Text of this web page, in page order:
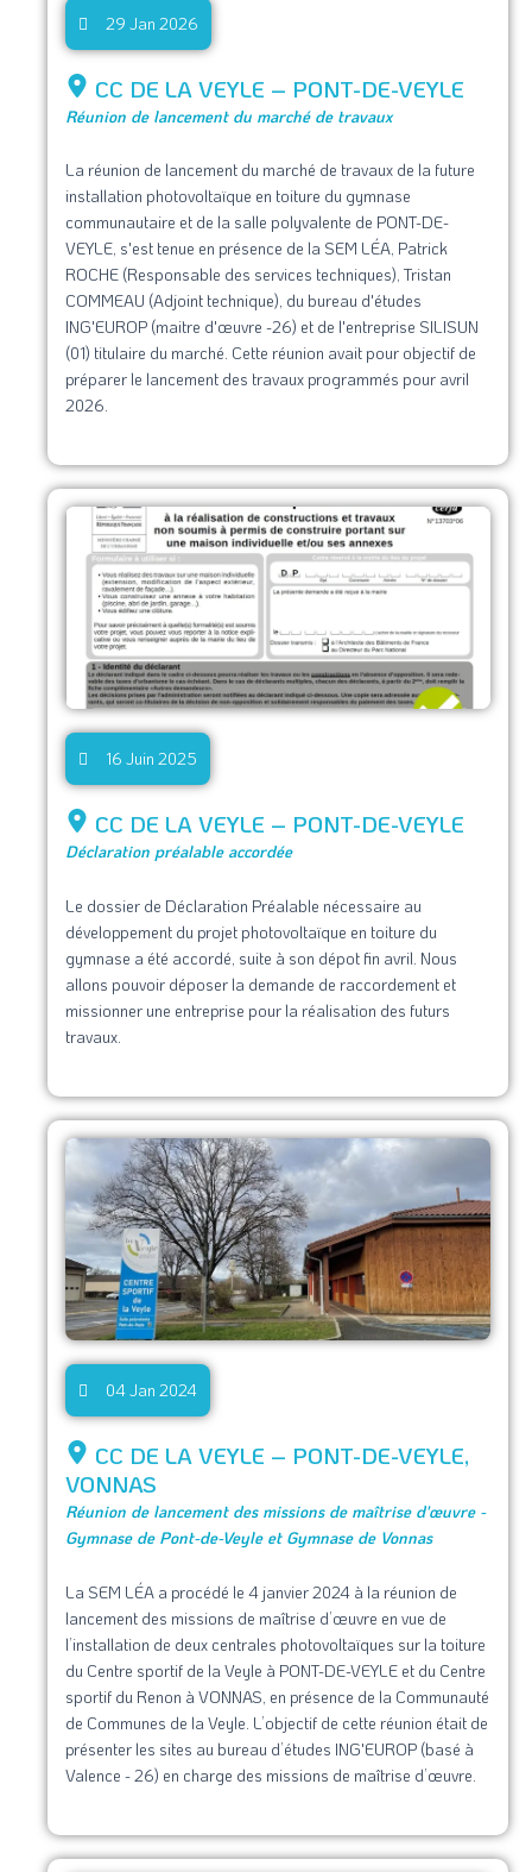
29 Jan 2026
CC DE LA VEYLE – PONT-DE-VEYLE
Réunion de lancement du marché de travaux
La réunion de lancement du marché de travaux de la future
installation photovoltaïque en toiture du gymnase
communautaire et de la salle polyvalente de PONT-DE-
VEYLE, s'est tenue en présence de la SEM LÉA, Patrick
ROCHE (Responsable des services techniques), Tristan
COMMEAU (Adjoint technique), du bureau d'études
ING'EUROP (maitre d'œuvre -26) et de l'entreprise SILISUN
(01) titulaire du marché. Cette réunion avait pour objectif de
préparer le lancement des travaux programmés pour avril
2026.
16 Juin 2025
CC DE LA VEYLE – PONT-DE-VEYLE
Déclaration préalable accordée
Le dossier de Déclaration Préalable nécessaire au
développement du projet photovoltaïque en toiture du
gymnase a été accordé, suite à son dépot fin avril. Nous
allons pouvoir déposer la demande de raccordement et
missionner une entreprise pour la réalisation des futurs
travaux.
04 Jan 2024
CC DE LA VEYLE – PONT-DE-VEYLE,
VONNAS
Réunion de lancement des missions de maîtrise d'œuvre -
Gymnase de Pont-de-Veyle et Gymnase de Vonnas
La SEM LÉA a procédé le 4 janvier 2024 à la réunion de
lancement des missions de maîtrise d’œuvre en vue de
l’installation de deux centrales photovoltaïques sur la toiture
du Centre sportif de la Veyle à PONT-DE-VEYLE et du Centre
sportif du Renon à VONNAS, en présence de la Communauté
de Communes de la Veyle. L’objectif de cette réunion était de
présenter les sites au bureau d’études ING'EUROP (basé à
Valence - 26) en charge des missions de maîtrise d’œuvre.